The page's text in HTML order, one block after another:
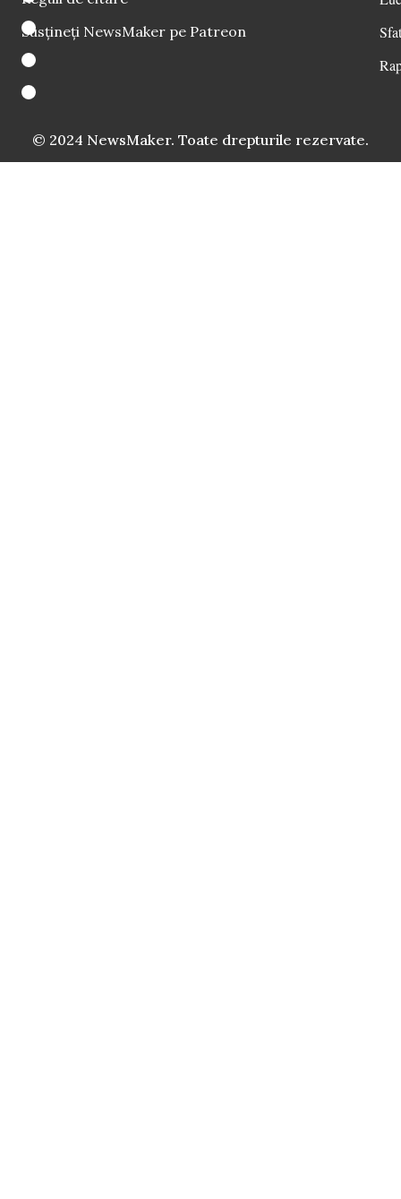
Susțineți NewsMaker pe Patreon
© 2024 NewsMaker. Toate drepturile rezervate.